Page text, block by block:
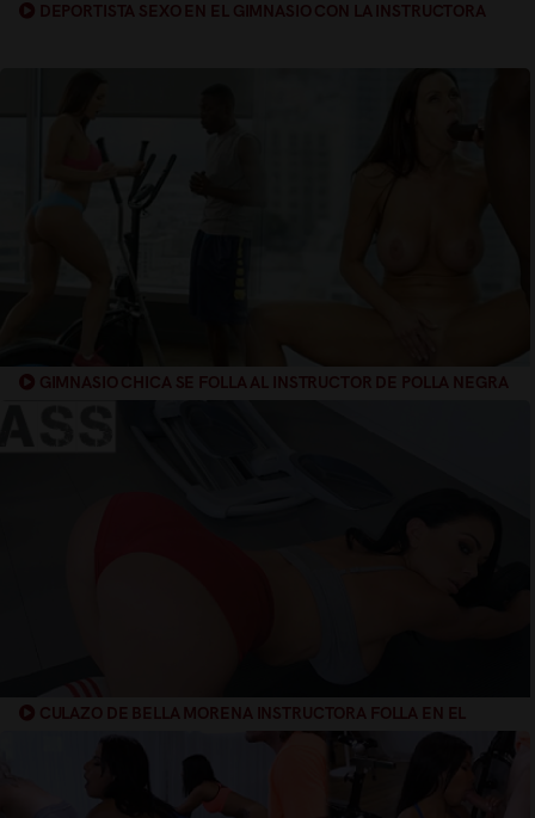
DEPORTISTA SEXO EN EL GIMNASIO CON LA INSTRUCTORA
GIMNASIO CHICA SE FOLLA AL INSTRUCTOR DE POLLA NEGRA
CULAZO DE BELLA MORENA INSTRUCTORA FOLLA EN EL